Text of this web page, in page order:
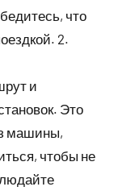
что
2.
и
Это
машины,
чтобы не